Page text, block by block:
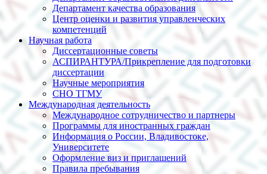
Департамент качества образования
Центр оценки и развития управленческих
компетенций
Научная работа
Диссертационные советы
АСПИРАНТУРА/Прикрепление для подготовки
диссертации
Научные мероприятия
СНО ТГМУ
Международная деятельность
Международное сотрудничество и партнеры
Программы для иностранных граждан
Информация о России, Владивостоке,
Университете
Оформление виз и приглашений
Правила пребывания